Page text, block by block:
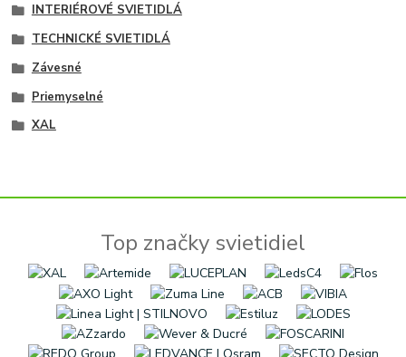
INTERIÉROVÉ SVIETIDLÁ
TECHNICKÉ SVIETIDLÁ
Závesné
Priemyselné
XAL
Top značky svietidiel